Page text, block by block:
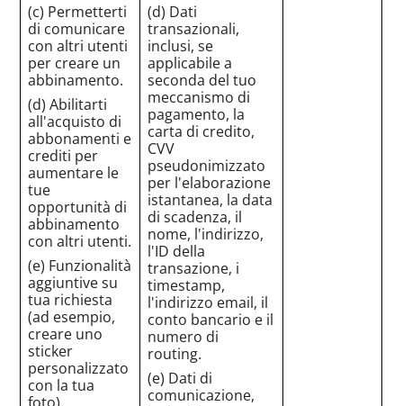
(c) Permetterti
di comunicare
con altri utenti
per creare un
abbinamento.
(d) Abilitarti
all'acquisto di
abbonamenti e
crediti per
aumentare le
tue
opportunità di
abbinamento
con altri utenti.
(e) Funzionalità
aggiuntive su
tua richiesta
(ad esempio,
creare uno
sticker
personalizzato
con la tua
(d) Dati
transazionali,
inclusi, se
applicabile a
seconda del tuo
meccanismo di
pagamento, la
carta di credito,
CVV
pseudonimizzato
per l'elaborazione
istantanea, la data
di scadenza, il
nome, l'indirizzo,
l'ID della
transazione, i
timestamp,
l'indirizzo email, il
conto bancario e il
numero di
routing.
(e) Dati di
comunicazione,